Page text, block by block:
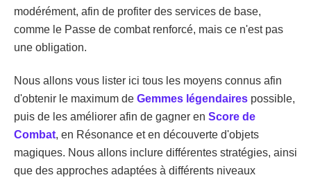
modérément, afin de profiter des services de base,
comme le Passe de combat renforcé, mais ce n'est pas
une obligation.
Nous allons vous lister ici tous les moyens connus afin
d'obtenir le maximum de Gemmes légendaires possible,
puis de les améliorer afin de gagner en Score de
Combat, en Résonance et en découverte d'objets
magiques. Nous allons inclure différentes stratégies, ainsi
que des approches adaptées à différents niveaux